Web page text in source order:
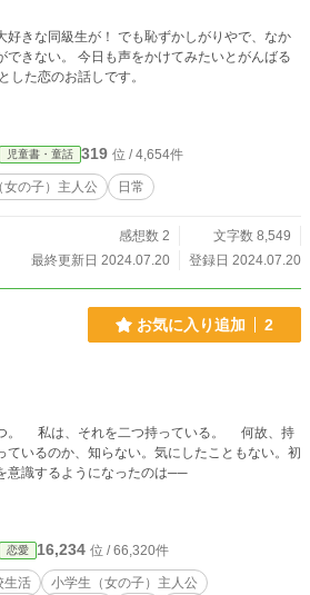
好きな同級生が！ でも恥ずかしがりやで、なか
できない。 今日も声をかけてみたいとがんばる
ちょっとした恋のお話しです。
児童書・童話 319 位 / 4,654件
女の子）主人公 日常
感想数 2
文字数 8,549
最終更新日 2024.07.20
登録日 2024.07.20
お気に入り追加 2
は、それを二つ持っている。 何故、持
ているのか、知らない。気にしたこともない。初
意識するようになったのは──
恋愛 16,234 位 / 66,320件
生活
小学生（女の子）主人公